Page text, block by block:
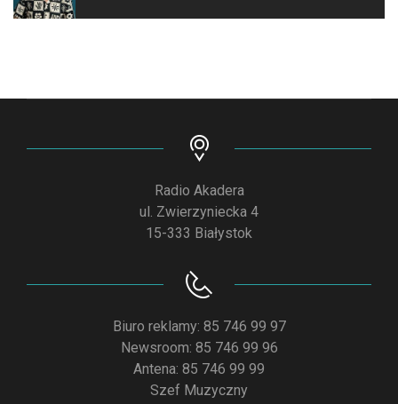
Radio Akadera
ul. Zwierzyniecka 4
15-333 Białystok
Biuro reklamy: 85 746 99 97
Newsroom: 85 746 99 96
Antena: 85 746 99 99
Szef Muzyczny